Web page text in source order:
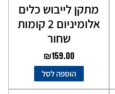
מתקן לייבוש כלים
אלומיניום 2 קומות
שחור
₪159.00
הוספה לסל